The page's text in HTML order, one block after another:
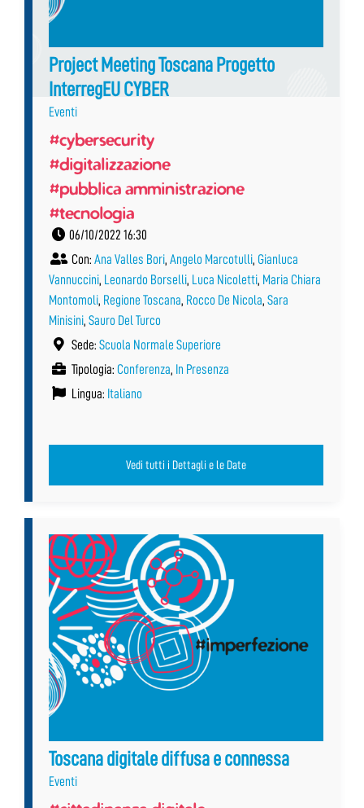
Project Meeting Toscana Progetto
InterregEU CYBER
Eventi
#cybersecurity
#digitalizzazione
#pubblica amministrazione
#tecnologia
06/10/2022 16:30
Con: Ana Valles Bori, Angelo Marcotulli, Gianluca
Vannuccini, Leonardo Borselli, Luca Nicoletti, Maria Chiara
Montomoli, Regione Toscana, Rocco De Nicola, Sara
Minisini, Sauro Del Turco
Sede: Scuola Normale Superiore
Tipologia: Conferenza, In Presenza
Lingua: Italiano
Vedi tutti i Dettagli e le Date
Toscana digitale diffusa e connessa
Eventi